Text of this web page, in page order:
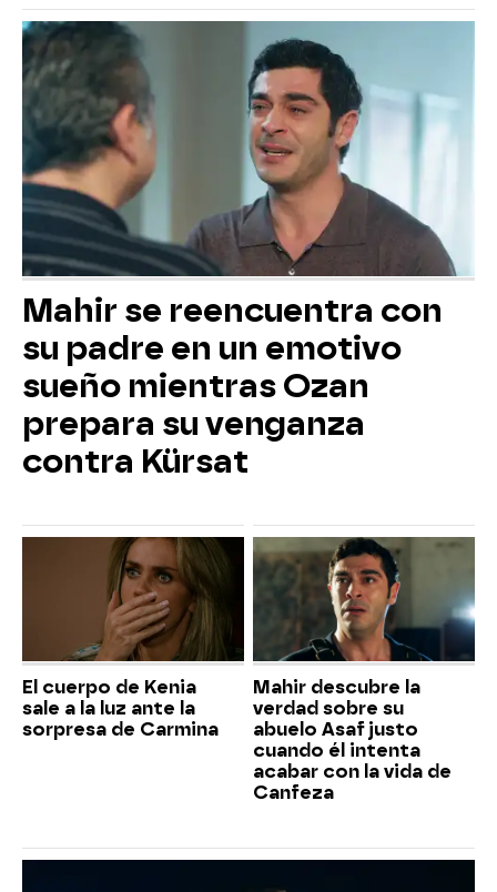
Mahir se reencuentra con
su padre en un emotivo
sueño mientras Ozan
prepara su venganza
contra Kürsat
El cuerpo de Kenia
sale a la luz ante la
sorpresa de Carmina
Mahir descubre la
verdad sobre su
abuelo Asaf justo
cuando él intenta
acabar con la vida de
Canfeza